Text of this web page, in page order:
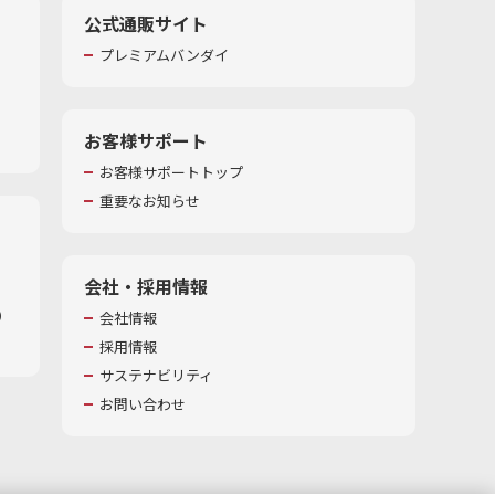
公式通販サイト
プレミアムバンダイ
お客様サポート
お客様サポートトップ
重要なお知らせ
会社・採用情報
会社情報
採用情報
サステナビリティ
お問い合わせ